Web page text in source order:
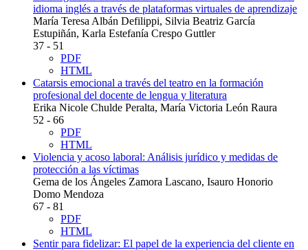
idioma inglés a través de plataformas virtuales de aprendizaje
María Teresa Albán Defilippi, Silvia Beatriz García
Estupiñán, Karla Estefanía Crespo Guttler
37 - 51
PDF
HTML
Catarsis emocional a través del teatro en la formación
profesional del docente de lengua y literatura
Erika Nicole Chulde Peralta, María Victoria León Raura
52 - 66
PDF
HTML
Violencia y acoso laboral: Análisis jurídico y medidas de
protección a las víctimas
Gema de los Ángeles Zamora Lascano, Isauro Honorio
Domo Mendoza
67 - 81
PDF
HTML
Sentir para fidelizar: El papel de la experiencia del cliente en